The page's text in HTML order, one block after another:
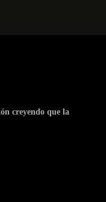
creyendo que la